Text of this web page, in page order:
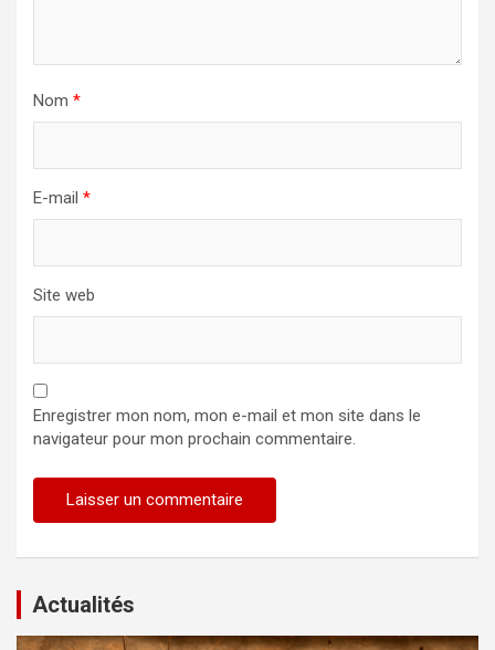
Nom *
E-mail *
Site web
Enregistrer mon nom, mon e-mail et mon site dans le
navigateur pour mon prochain commentaire.
Actualités